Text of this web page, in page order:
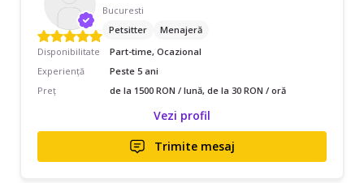
Bucuresti
Petsitter
Menajeră
Disponibilitate
Part-time, Ocazional
Experiență
Peste 5 ani
Preț
de la 1500 RON / lună, de la 30 RON / oră
Vezi profil
Trimite mesaj